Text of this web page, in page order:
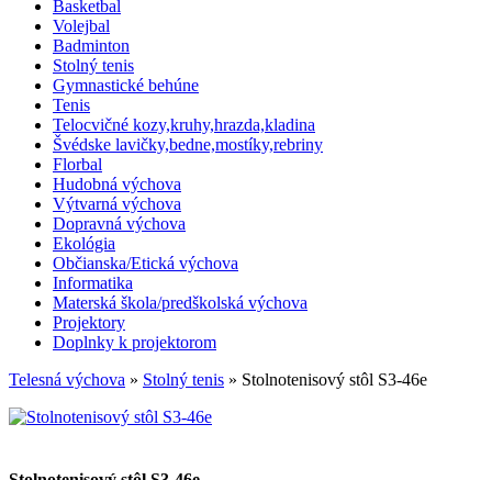
Basketbal
Volejbal
Badminton
Stolný tenis
Gymnastické behúne
Tenis
Telocvičné kozy,kruhy,hrazda,kladina
Švédske lavičky,bedne,mostíky,rebriny
Florbal
Hudobná výchova
Výtvarná výchova
Dopravná výchova
Ekológia
Občianska/Etická výchova
Informatika
Materská škola/predškolská výchova
Projektory
Doplnky k projektorom
Telesná výchova » Stolný tenis » Stolnotenisový stôl S3-46e